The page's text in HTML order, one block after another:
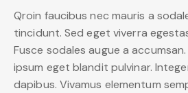
Qroin faucibus nec mauris a
tincidunt. Sed eget viverra
Fusce sodales augue a
ipsum eget blandit pulvinar.
dapibus. Vivamus elementum